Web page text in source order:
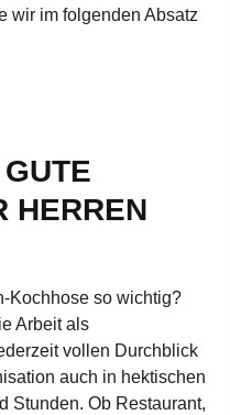
wir im folgenden Absatz
HERREN
Kochhose so wichtig?
Arbeit als
vollen Durchblick
auch in hektischen
Stunden. Ob Restaurant,